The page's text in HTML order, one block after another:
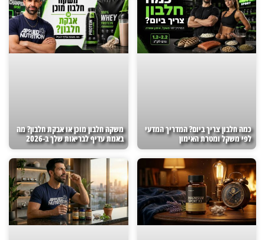
כמה חלבון צריך ביום? המדריך המדעי
לפי משקל ומטרת האימון
משקה חלבון מוכן או אבקת חלבון? מה
באמת עדיף לבריאות שלך ב-2026